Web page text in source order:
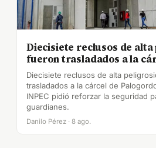
Diecisiete reclusos de
fueron trasladados a la
Diecisiete reclusos de alta
trasladados a la cárcel de
INPEC pidió reforzar la seguridad
guardianes.
Danilo Pérez · 8 ago.